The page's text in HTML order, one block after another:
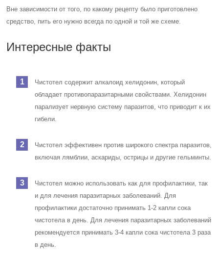
Вне зависимости от того, по какому рецепту было приготовлено
средство, пить его нужно всегда по одной и той же схеме.
Интересные факты
Чистотел содержит алкалоид хелидонин, который
обладает противопаразитарными свойствами. Хелидонин
парализует нервную систему паразитов, что приводит к их
гибели.
Чистотел эффективен против широкого спектра паразитов,
включая лямблии, аскариды, острицы и другие гельминты.
Чистотел можно использовать как для профилактики, так
и для лечения паразитарных заболеваний. Для
профилактики достаточно принимать 1-2 капли сока
чистотела в день. Для лечения паразитарных заболеваний
рекомендуется принимать 3-4 капли сока чистотела 3 раза
в день.